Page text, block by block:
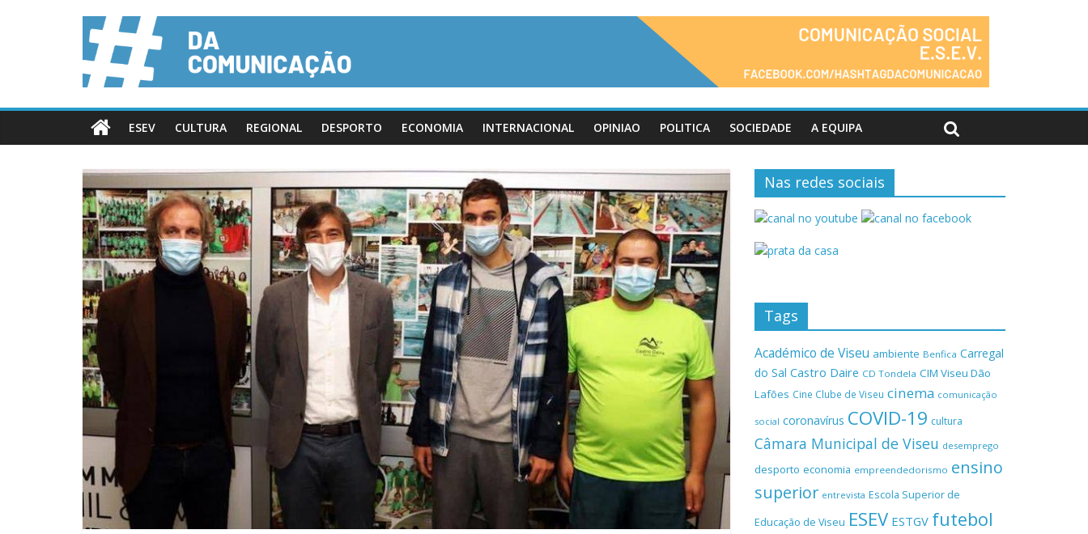
ESEV CULTURA REGIONAL DESPORTO ECONOMIA INTERNACIONAL OPINIAO POLITICA SOCIEDADE A EQUIPA
Nas redes sociais
Tags
Académico de Viseu ambiente Benfica Carregal
do Sal Castro Daire CD Tondela CIM Viseu Dão
Lafões Cine Clube de Viseu cinema comunicação
social coronavírus COVID-19 cultura
Câmara Municipal de Viseu desemprego
desporto economia empreendedorismo ensino
superior entrevista Escola Superior de
Educação de Viseu ESEV ESTGV futebol